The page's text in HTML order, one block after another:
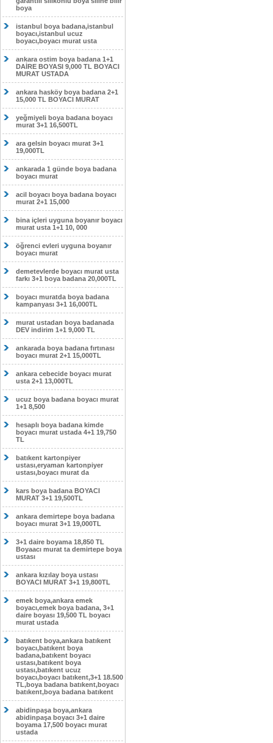
boya
istanbul boya badana,istanbul
boyacı,istanbul ucuz
boyacı,boyacı murat usta
ankara ostim boya badana 1+1
DAİRE BOYASI 9,000 TL BOYACI
MURAT USTADA
ankara hasköy boya badana 2+1
15,000 TL BOYACI MURAT
yeğmiyeli boya badana boyacı
murat 3+1 16,500TL
ara gelsin boyacı murat 3+1
19,000TL
ankarada 1 günde boya badana
boyacı murat
acil boyacı boya badana boyacı
murat 2+1 15,000
bina içleri uyguna boyanır boyacı
murat usta 1+1 10, 000
öğrenci evleri uyguna boyanır
boyacı murat
demetevlerde boyacı murat usta
farkı 3+1 boya badana 20,000TL
boyacı muratda boya badana
kampanyası 3+1 16,000TL
murat ustadan boya badanada
DEV indirim 1+1 9,000 TL
ankarada boya badana fırtınası
boyacı murat 2+1 15,000TL
ankara cebecide boyacı murat
usta 2+1 13,000TL
ucuz boya badana boyacı murat
1+1 8,500
hesaplı boya badana kimde
boyacı murat ustada 4+1 19,750
TL
batıkent kartonpiyer
ustası,eryaman kartonpiyer
ustası,boyacı murat da
kars boya badana BOYACI
MURAT 3+1 19,500TL
ankara demirtepe boya badana
boyacı murat 3+1 19,000TL
3+1 daire boyama 18,850 TL
Boyaacı murat ta demirtepe boya
ustası
ankara kızılay boya ustası
BOYACI MURAT 3+1 19,800TL
emek boya,ankara emek
boyacı,emek boya badana, 3+1
daire boyası 19,500 TL boyacı
murat ustada
batıkent boya,ankara batıkent
boyacı,batıkent boya
badana,batıkent boyacı
ustası,batıkent boya
ustası,batıkent ucuz
boyacı,boyacı batıkent,3+1 18.500
TL,boya badana batıkent,boyacı
batıkent,boya badana batıkent
abidinpaşa boya,ankara
abidinpaşa boyacı 3+1 daire
boyama 17,500 boyacı murat
ustada